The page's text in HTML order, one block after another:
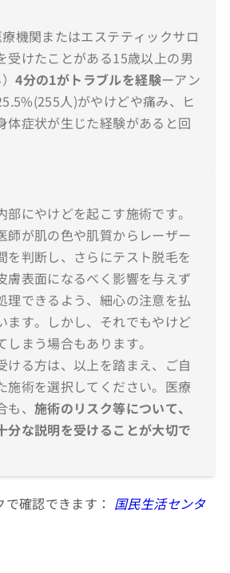
療機関またはエステティックサロ
受けたことがある15歳以上の男
4分の1がトラブルを経験ーアン
人)がやけどや痛み、ヒ
体症状が生じた経験があると回
にやけどを起こす施術です。
師が肌の色や肌質からレーザー
を判断し、さらにテスト脱毛を
膚表面になるべく影響を与えず
理できるよう、細心の注意を払
ます。しかし、それでもやけど
まう場合もあります。
ける方は、以上を踏まえ、ご自
施術を選択してください。医療
、 施術のリスク等について、
分な説明を受けることが大切で
確認できます： 国民生活センタ